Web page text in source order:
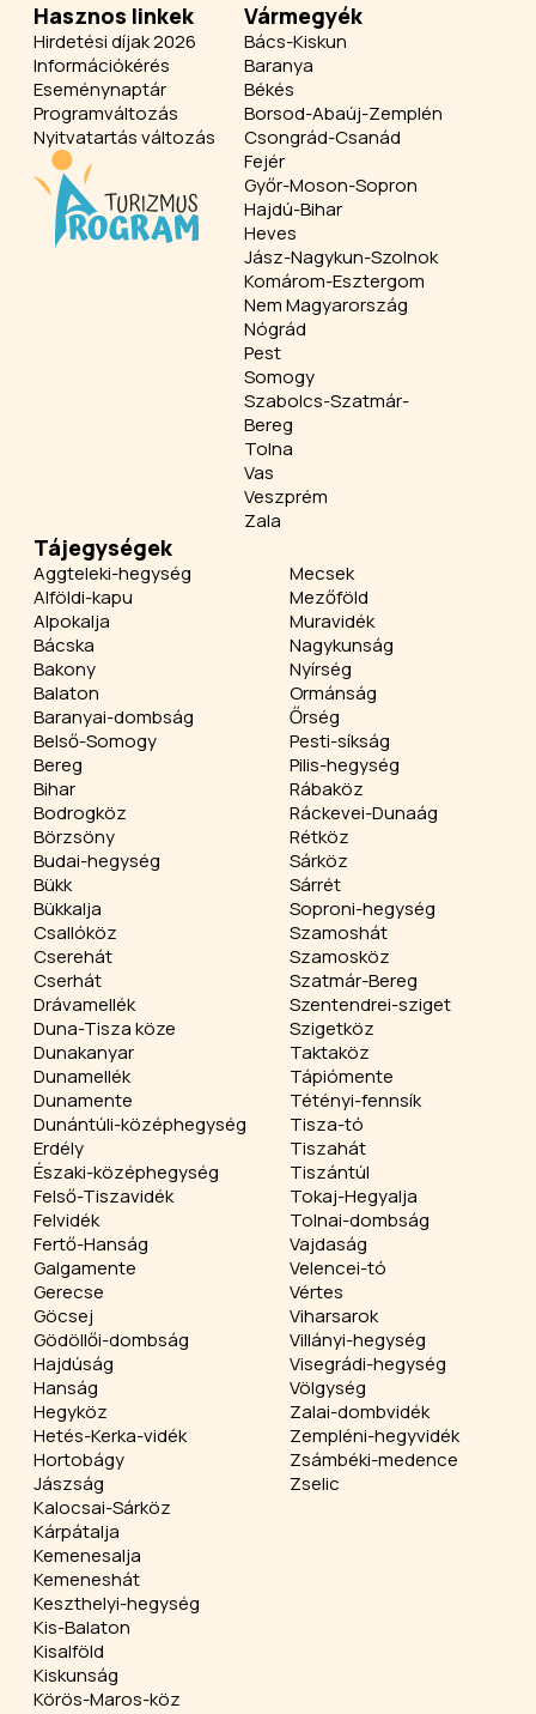
Hasznos linkek
Hirdetési díjak 2026
Információkérés
Eseménynaptár
Programváltozás
Nyitvatartás változás
Vármegyék
Bács-Kiskun
Baranya
Békés
Borsod-Abaúj-Zemplén
Csongrád-Csanád
Fejér
Győr-Moson-Sopron
Hajdú-Bihar
Heves
Jász-Nagykun-Szolnok
Komárom-Esztergom
Nem Magyarország
Nógrád
Pest
Somogy
Szabolcs-Szatmár-
Bereg
Tolna
Vas
Veszprém
Zala
Tájegységek
Aggteleki-hegység
Alföldi-kapu
Alpokalja
Bácska
Bakony
Balaton
Baranyai-dombság
Belső-Somogy
Bereg
Bihar
Bodrogköz
Börzsöny
Budai-hegység
Bükk
Bükkalja
Csallóköz
Cserehát
Cserhát
Drávamellék
Duna-Tisza köze
Dunakanyar
Dunamellék
Dunamente
Dunántúli-középhegység
Erdély
Északi-középhegység
Felső-Tiszavidék
Felvidék
Fertő-Hanság
Galgamente
Gerecse
Göcsej
Gödöllői-dombság
Hajdúság
Hanság
Hegyköz
Hetés-Kerka-vidék
Hortobágy
Jászság
Kalocsai-Sárköz
Kárpátalja
Kemenesalja
Kemeneshát
Keszthelyi-hegység
Kis-Balaton
Kisalföld
Kiskunság
Körös-Maros-köz
Mecsek
Mezőföld
Muravidék
Nagykunság
Nyírség
Ormánság
Őrség
Pesti-síkság
Pilis-hegység
Rábaköz
Ráckevei-Dunaág
Rétköz
Sárköz
Sárrét
Soproni-hegység
Szamoshát
Szamosköz
Szatmár-Bereg
Szentendrei-sziget
Szigetköz
Taktaköz
Tápiómente
Tétényi-fennsík
Tisza-tó
Tiszahát
Tiszántúl
Tokaj-Hegyalja
Tolnai-dombság
Vajdaság
Velencei-tó
Vértes
Viharsarok
Villányi-hegység
Visegrádi-hegység
Völgység
Zalai-dombvidék
Zempléni-hegyvidék
Zsámbéki-medence
Zselic